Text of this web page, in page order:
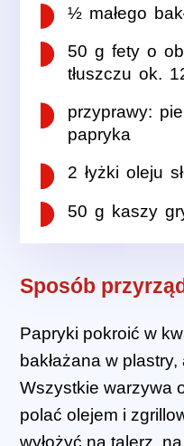
½ małego
50 g fety o
tłuszczu ok.
przyprawy:
papryka
2 łyżki oleju
50 g kaszy
Sposób
Papryki pokroić w
bakłażana w
Wszystkie warzywa
polać olejem i
wyłożyć na talerz,